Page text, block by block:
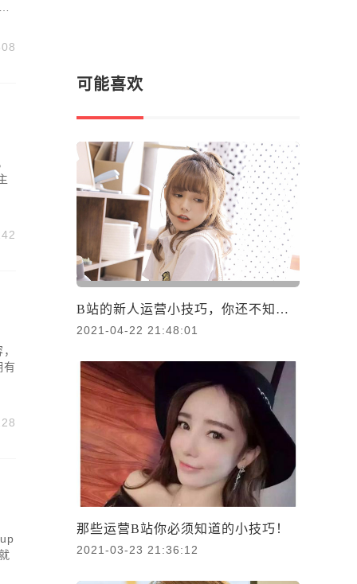
有
可能喜欢
B站的新人运营小技巧，你还不知道吗？
2021-04-22 21:48:01
那些运营B站你必须知道的小技巧！
2021-03-23 21:36:12